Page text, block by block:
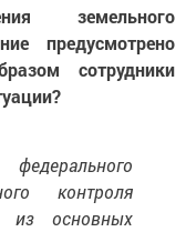
земельного
предусмотрено
сотрудники
контроля
из основных